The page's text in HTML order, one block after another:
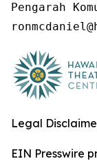
Pengarah
Legal
EIN Presswire